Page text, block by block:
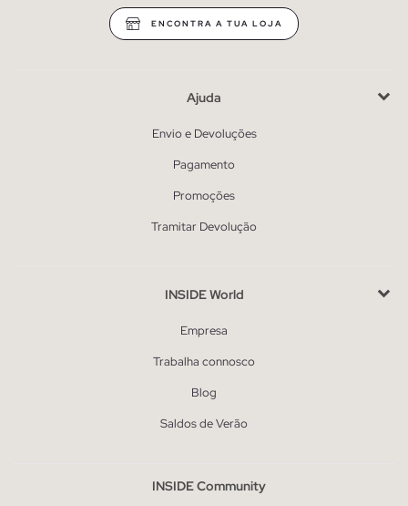
ENCONTRA A TUA LOJA
Ajuda
Envio e Devoluções
Pagamento
Promoções
Tramitar Devolução
INSIDE World
Empresa
Trabalha connosco
Blog
Saldos de Verão
INSIDE Community